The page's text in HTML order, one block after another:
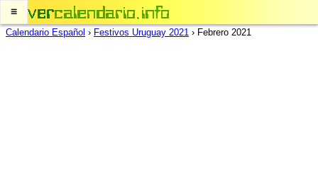
≡
Calendario Español › Festivos Uruguay 2021 › Febrero 2021